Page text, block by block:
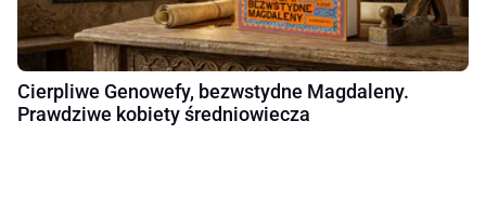
Cierpliwe Genowefy, bezwstydne Magdaleny.
Prawdziwe kobiety średniowiecza